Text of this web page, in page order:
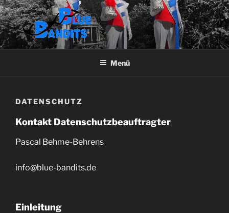
Zum
Inhalt
springen
BLUE BANDITS
Menü
DATENSCHUTZ
Kontakt Datenschutzbeauftragter
Pascal Behme-Behrens
info@blue-bandits.de
Einleitung